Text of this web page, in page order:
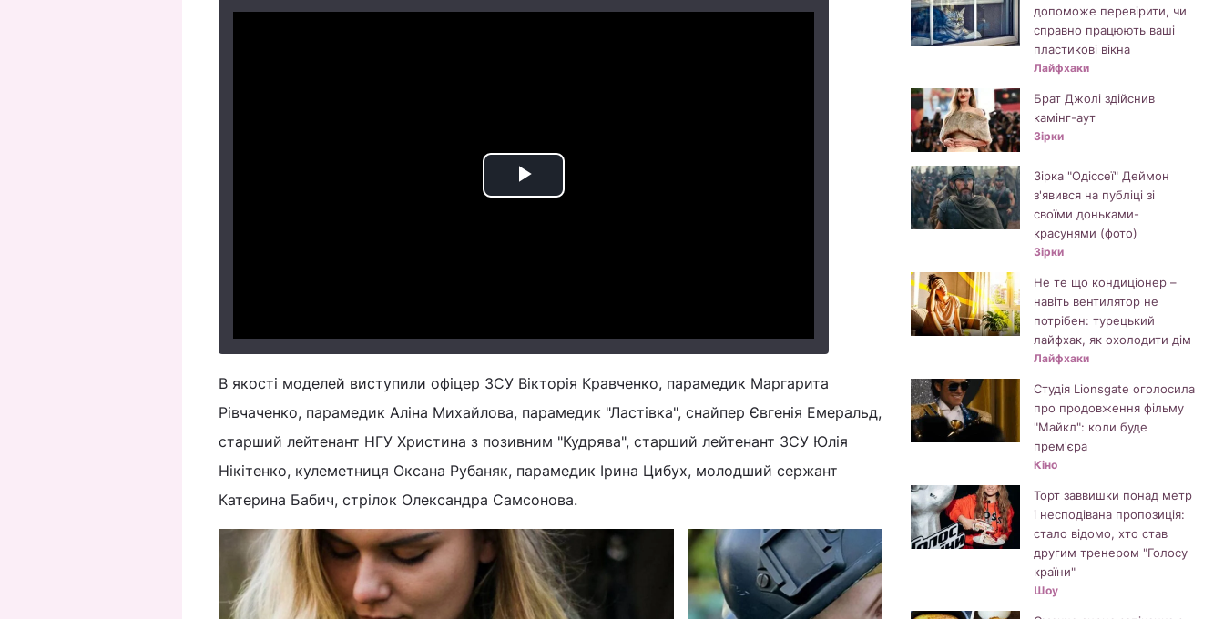
Play
В якості моделей виступили офіцер ЗСУ Вікторія Кравченко, парамедик Маргарита
Рівчаченко, парамедик Аліна Михайлова, парамедик "Ластівка", снайпер Євгенія Емеральд,
старший лейтенант НГУ Христина з позивним "Кудрява", старший лейтенант ЗСУ Юлія
Нікітенко, кулеметниця Оксана Рубаняк, парамедик Ірина Цибух, молодший сержант
Катерина Бабич, стрілок Олександра Самсонова.
допоможе перевірити, чи
справно працюють ваші
пластикові вікна
Лайфхаки
Брат Джолі здійснив
камінг-аут
Зірки
Зірка "Одіссеї" Деймон
з'явився на публіці зі
своїми доньками-
красунями (фото)
Зірки
Не те що кондиціонер –
навіть вентилятор не
потрібен: турецький
лайфхак, як охолодити дім
Лайфхаки
Студія Lionsgate оголосила
про продовження фільму
"Майкл": коли буде
прем'єра
Кіно
Торт заввишки понад метр
і несподівана пропозиція:
стало відомо, хто став
другим тренером "Голосу
країни"
Шоу